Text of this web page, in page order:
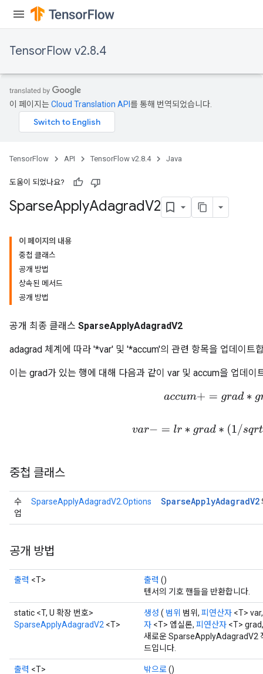
TensorFlow v2.8.4
이 페이지는Cloud Translation API 를 통해 번역되었습니다.
TensorFlow API TensorFlow v2.8.4 Java
도움이 되었나요?
SparseApplyAdagradV2
이 페이지의 내용
중첩 클래스
공개 방법
상속된 메서드
공개 방법
공개 최종 클래스 SparseApplyAdagradV2
adagrad 체계에 따라 '*var' 및 '*accum'의 관련 항목을 업데이트
이는 grad가 있는 행에 대해 다음과 같이 var 및 accum을 업데이
accum += grad∗grad
var −=l r∗ grad∗(1 /sqrt(ac
중첩 클래스
수
업
SparseApplyAdagradV2.Options SparseApplyAdagradV2
공개 방법
출력 <T> 출력 ()
텐서의 기호 핸들을 반환합니다.
static <T, U 확장 번호>
SparseApplyAdagradV2 <T>
생성 ( 범위 범위, 피연산자 <T>
자 <T> 엡실론, 피연산자 <T>
새로운 SparseApplyAdagradV2
드입니다.
출력 <T> 밖으로()